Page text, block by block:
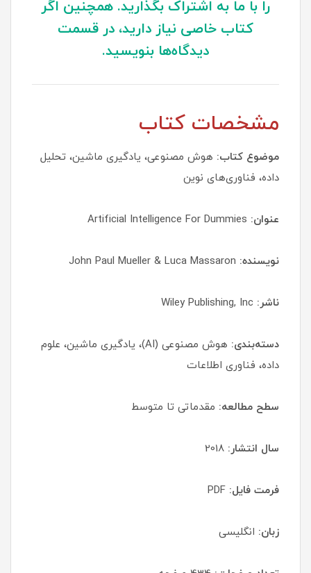
را با ما به اشتراک بگذارید. همچنین اگر
کتاب خاصی نیاز دارید، در قسمت
دیدگاه‌ها بنویسید.
مشخصات کتاب
موضوع کتاب: هوش مصنوعی، یادگیری ماشین، تحلیل
داده، فناوری‌های نوین
عنوان:
نویسنده:
ناشر:
دسته‌بندی:
هوش مصنوعی (AI)، یادگیری ماشین، علوم
داده، فناوری اطلاعات
سطح مطالعه: مقدماتی تا متوسط
سال انتشار:
فرمت فایل:
زبان: انگلیسی